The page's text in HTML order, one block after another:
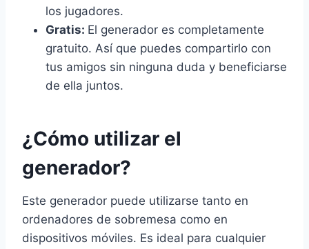
los jugadores.
Gratis: El generador es completamente
gratuito. Así que puedes compartirlo con
tus amigos sin ninguna duda y beneficiarse
de ella juntos.
¿Cómo utilizar el
generador?
Este generador puede utilizarse tanto en
ordenadores de sobremesa como en
dispositivos móviles. Es ideal para cualquier